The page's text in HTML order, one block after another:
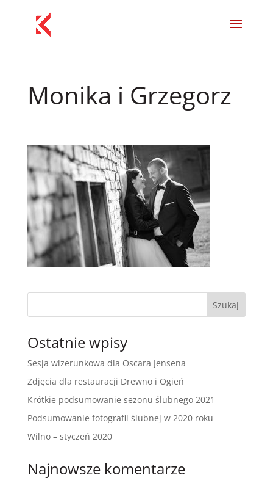
Monika i Grzegorz
Ostatnie wpisy
Sesja wizerunkowa dla Oscara Jensena
Zdjęcia dla restauracji Drewno i Ogień
Krótkie podsumowanie sezonu ślubnego 2021
Podsumowanie fotografii ślubnej w 2020 roku
Wilno – styczeń 2020
Najnowsze komentarze